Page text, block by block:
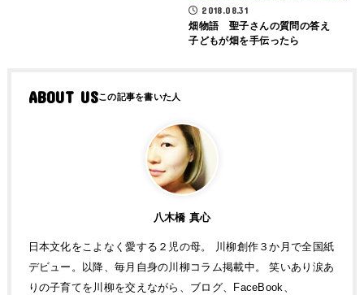
2018.08.31
畑物語 聖子さんの質問の答え
子どもが畑を手伝ったら
ABOUT US
八木橋 真心
日本文化をこよなく愛する２児の母。 川柳創作３か月で全国紙
デビュー。以降、毎月自身の川柳コラム掲載中。 笑いあり涙あ
りの子育てを川柳を交えながら、ブログ、FaceBook、